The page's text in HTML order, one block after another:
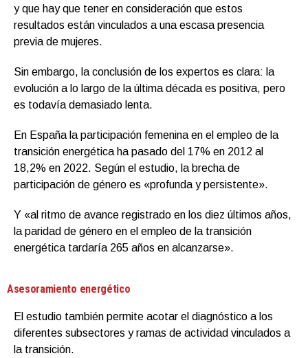
y que hay que tener en consideración que estos
resultados están vinculados a una escasa presencia
previa de mujeres.
Sin embargo, la conclusión de los expertos es clara: la
evolución a lo largo de la última década es positiva, pero
es todavía demasiado lenta.
En España la participación femenina en el empleo de la
transición energética ha pasado del 17% en 2012 al
18,2% en 2022. Según el estudio, la brecha de
participación de género es «profunda y persistente».
Y «al ritmo de avance registrado en los diez últimos años,
la paridad de género en el empleo de la transición
energética tardaría 265 años en alcanzarse».
Asesoramiento energético
El estudio también permite acotar el diagnóstico a los
diferentes subsectores y ramas de actividad vinculados a
la transición.